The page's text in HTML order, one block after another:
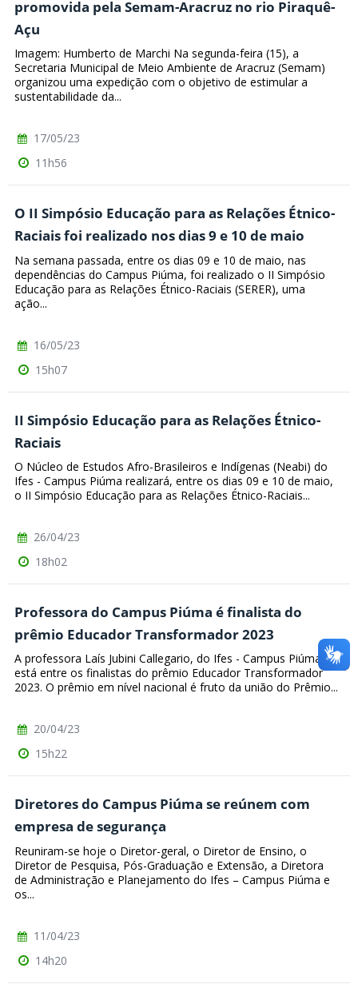
promovida pela Semam-Aracruz no rio Piraquê-
Açu
Imagem: Humberto de Marchi Na segunda-feira (15), a
Secretaria Municipal de Meio Ambiente de Aracruz (Semam)
organizou uma expedição com o objetivo de estimular a
sustentabilidade da...
17/05/23
11h56
O II Simpósio Educação para as Relações Étnico-
Raciais foi realizado nos dias 9 e 10 de maio
Na semana passada, entre os dias 09 e 10 de maio, nas
dependências do Campus Piúma, foi realizado o II Simpósio
Educação para as Relações Étnico-Raciais (SERER), uma
ação...
16/05/23
15h07
II Simpósio Educação para as Relações Étnico-
Raciais
O Núcleo de Estudos Afro-Brasileiros e Indígenas (Neabi) do
Ifes - Campus Piúma realizará, entre os dias 09 e 10 de maio,
o II Simpósio Educação para as Relações Étnico-Raciais...
26/04/23
18h02
Professora do Campus Piúma é finalista do
prêmio Educador Transformador 2023
A professora Laís Jubini Callegario, do Ifes - Campus Piúma,
está entre os finalistas do prêmio Educador Transformador
2023. O prêmio em nível nacional é fruto da união do Prêmio...
20/04/23
15h22
Diretores do Campus Piúma se reúnem com
empresa de segurança
Reuniram-se hoje o Diretor-geral, o Diretor de Ensino, o
Diretor de Pesquisa, Pós-Graduação e Extensão, a Diretora
de Administração e Planejamento do Ifes – Campus Piúma e
os...
11/04/23
14h20